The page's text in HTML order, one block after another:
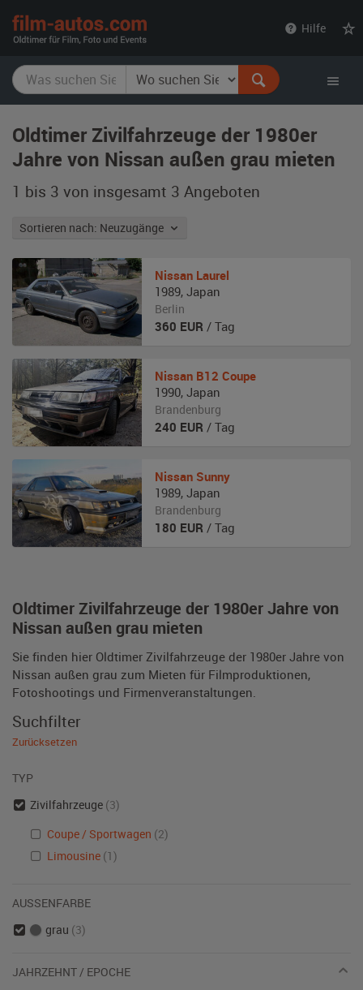
Hilfe
Oldtimer Zivilfahrzeuge der 1980er
Jahre von Nissan außen grau mieten
1 bis 3 von insgesamt 3 Angeboten
Sortieren nach: Neuzugänge
Oldtimer Zivilfahrzeuge der 1980er Jahre von
Nissan außen grau mieten
Sie finden hier Oldtimer Zivilfahrzeuge der 1980er Jahre von
Nissan außen grau zum Mieten für Filmproduktionen,
Fotoshootings und Firmenveranstaltungen.
Nissan Laurel
1989, Japan
Berlin
360 EUR / Tag
Nissan B12 Coupe
1990, Japan
Brandenburg
240 EUR / Tag
Nissan Sunny
1989, Japan
Brandenburg
180 EUR / Tag
Suchfilter
Zurücksetzen
TYP
Zivilfahrzeuge (3)
Coupe / Sportwagen (2)
Limousine (1)
AUSSENFARBE
grau (3)
JAHRZEHNT / EPOCHE